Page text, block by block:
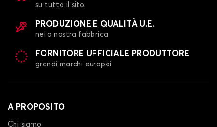
su tutto il sito
PRODUZIONE E QUALITÀ U.E.
nella nostra fabbrica
FORNITORE UFFICIALE PRODUTTORE
grandi marchi europei
A PROPOSITO
Chi siamo